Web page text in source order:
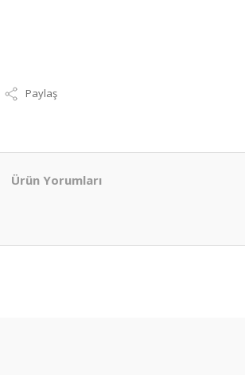
Paylaş
Ürün Yorumları